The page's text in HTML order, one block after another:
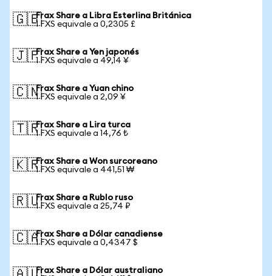
🇬🇧Frax Share a Libra Esterlina Británica
1 FXS equivale a 0,2305 £
🇯🇵Frax Share a Yen japonés
1 FXS equivale a 49,14 ¥
🇨🇳Frax Share a Yuan chino
1 FXS equivale a 2,09 ¥
🇹🇷Frax Share a Lira turca
1 FXS equivale a 14,76 ₺
🇰🇷Frax Share a Won surcoreano
1 FXS equivale a 441,51 ₩
🇷🇺Frax Share a Rublo ruso
1 FXS equivale a 25,74 ₽
🇨🇦Frax Share a Dólar canadiense
1 FXS equivale a 0,4347 $
Frax Share a Dólar australiano